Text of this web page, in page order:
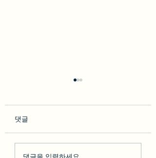
so********* 2023-02-10
댓글